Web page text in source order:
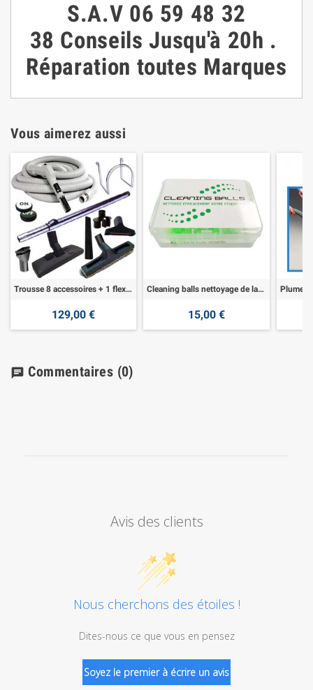
S.A.V 06 59 48 32
38 ConseilsJusqu'à 20h .
Réparation toutes Marques
Vous aimerez aussi
Trousse 8 accessoires + 1 flexible 9,10 m
129,00 €
Cleaning balls nettoyage de la tuyauterie pvc
15,00 €
chat Commentaires (0)
Avis des clients
Nous cherchons des étoiles !
Dites-nous ce que vous en pensez
Soyez le premier à écrire un avis